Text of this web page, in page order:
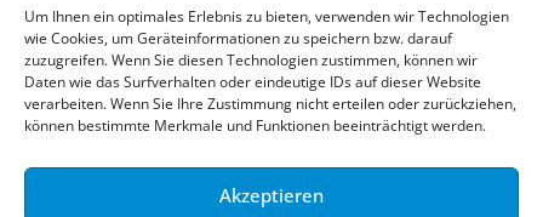
Um Ihnen ein optimales Erlebnis zu bieten, verwenden wir Technologien
wie Cookies, um Geräteinformationen zu speichern bzw. darauf
zuzugreifen. Wenn Sie diesen Technologien zustimmen, können wir
Daten wie das Surfverhalten oder eindeutige IDs auf dieser Website
verarbeiten. Wenn Sie Ihre Zustimmung nicht erteilen oder zurückziehen,
können bestimmte Merkmale und Funktionen beeinträchtigt werden.
Akzeptieren
Bewerben Frauenfeld
Stellenmeldung Frauenfeld
© 2026 Stellenpartner AG